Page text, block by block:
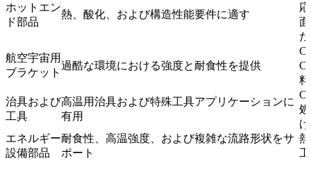
ホットエン
ド部品
熱、酸化、および構造性能要件に適す
航空宇宙用
ブラケット
過酷な環境における強度と耐食性を提供
治具および
工具
高温用治具および特殊工具アプリケーションに
有用
げ
エネルギー
設備部品
耐食性、高温強度、および複雑な流路形状をサ
ポート